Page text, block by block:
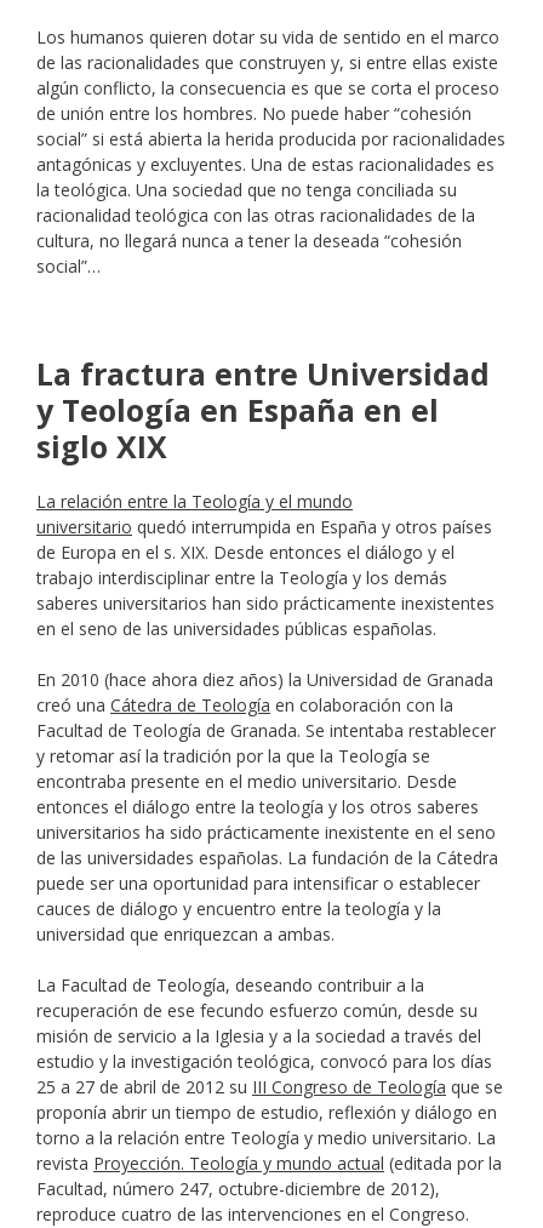
Los humanos quieren dotar su vida de sentido en el marco
de las racionalidades que construyen y, si entre ellas existe
algún conflicto, la consecuencia es que se corta el proceso
de unión entre los hombres. No puede haber “cohesión
social” si está abierta la herida producida por racionalidades
antagónicas y excluyentes. Una de estas racionalidades es
la teológica. Una sociedad que no tenga conciliada su
racionalidad teológica con las otras racionalidades de la
cultura, no llegará nunca a tener la deseada “cohesión
social”…
La fractura entre Universidad
y Teología en España en el
siglo XIX
La relación entre la Teología y el mundo
universitario quedó interrumpida en España y otros países
de Europa en el s. XIX. Desde entonces el diálogo y el
trabajo interdisciplinar entre la Teología y los demás
saberes universitarios han sido prácticamente inexistentes
en el seno de las universidades públicas españolas.
En 2010 (hace ahora diez años) la Universidad de Granada
creó una Cátedra de Teología en colaboración con la
Facultad de Teología de Granada. Se intentaba restablecer
y retomar así la tradición por la que la Teología se
encontraba presente en el medio universitario. Desde
entonces el diálogo entre la teología y los otros saberes
universitarios ha sido prácticamente inexistente en el seno
de las universidades españolas. La fundación de la Cátedra
puede ser una oportunidad para intensificar o establecer
cauces de diálogo y encuentro entre la teología y la
universidad que enriquezcan a ambas.
La Facultad de Teología, deseando contribuir a la
recuperación de ese fecundo esfuerzo común, desde su
misión de servicio a la Iglesia y a la sociedad a través del
estudio y la investigación teológica, convocó para los días
25 a 27 de abril de 2012 su III Congreso de Teología que se
proponía abrir un tiempo de estudio, reflexión y diálogo en
torno a la relación entre Teología y medio universitario. La
revista Proyección. Teología y mundo actual (editada por la
Facultad, número 247, octubre-diciembre de 2012),
reproduce cuatro de las intervenciones en el Congreso.